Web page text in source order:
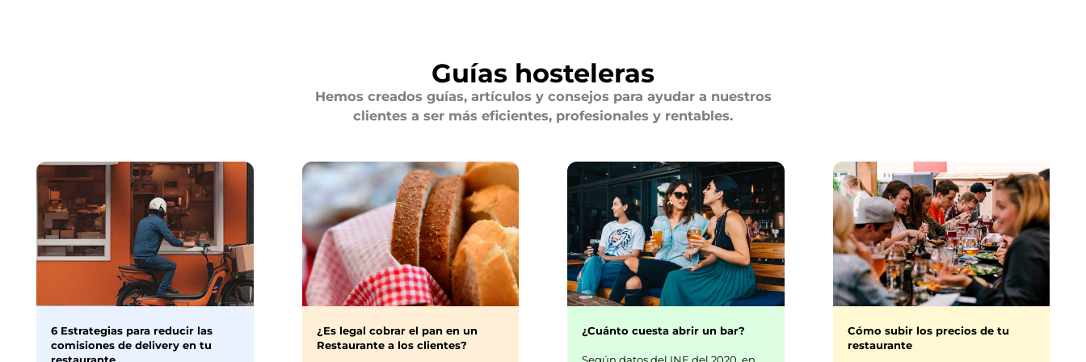
Guías hosteleras
Hemos creados guías, artículos y consejos para ayudar a nuestros
clientes a ser más eficientes, profesionales y rentables.
6 Estrategias para reducir las
comisiones de delivery en tu
¿Es legal cobrar el pan en un
Restaurante a los clientes?
¿Cuánto cuesta abrir un bar?
Cómo subir los precios de tu
restaurante